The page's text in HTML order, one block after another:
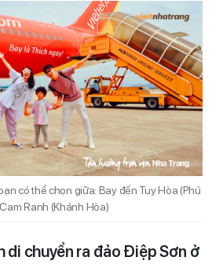
có thể chọn giữa: Bay đến Tuy Hòa (Phú
Ranh (Khánh Hòa)
di chuyển ra đảo Điệp Sơn ở